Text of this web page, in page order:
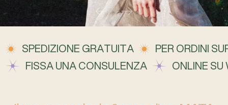
SPEDIZIONE GRATUITA
PER ORDINI
FISSA UNA CONSULENZA
ONLINE